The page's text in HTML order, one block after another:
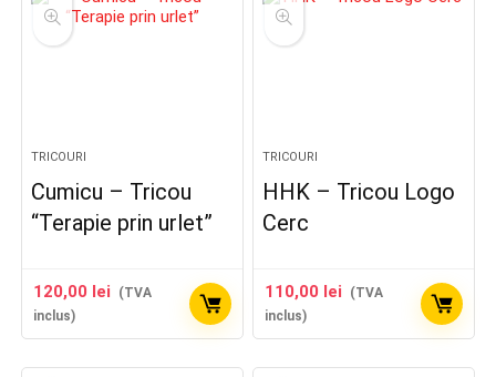
TRICOURI
Cumicu – Tricou
“Terapie prin urlet”
120,00 lei
(TVA
inclus)
TRICOURI
HHK – Tricou Logo
Cerc
110,00 lei
(TVA
inclus)